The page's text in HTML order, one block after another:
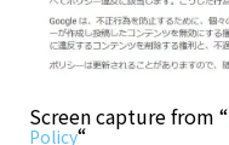
Screen capture from “
Policy“